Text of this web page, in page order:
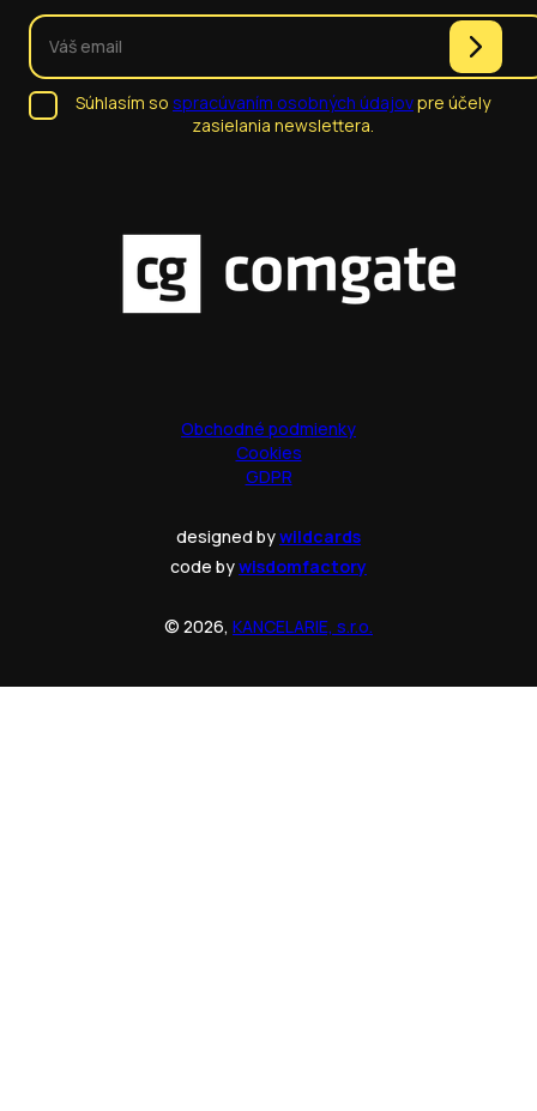
Súhlasím so spracúvaním osobných údajovpre účely
zasielania newslettera.
Obchodné podmienky
Cookies
GDPR
designed bywildcards
code bywisdomfactory
© 2026, KANCELARIE, s.r.o.